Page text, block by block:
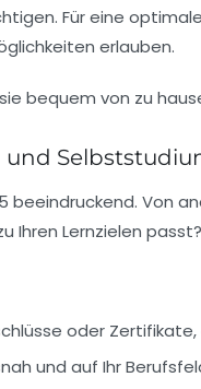
Für eine
erlauben.
Von
Ihren Lernzielen
oder
und auf Ihr